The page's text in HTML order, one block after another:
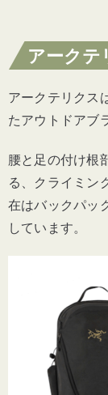
アークテ
アークテリクス
たアウトドアブ
腰と足の付け根
る、クライミン
在はバックパッ
しています。